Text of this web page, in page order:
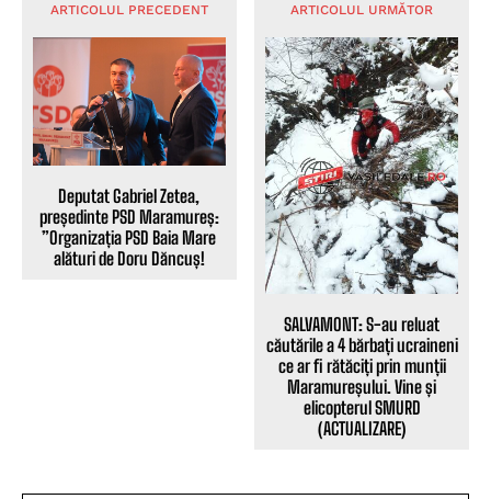
ARTICOLUL PRECEDENT
Deputat Gabriel Zetea,
președinte PSD Maramureș:
”Organizația PSD Baia Mare
alături de Doru Dăncuș!
ARTICOLUL URMĂTOR
SALVAMONT: S-au reluat
căutările a 4 bărbați ucraineni
ce ar fi rătăciți prin munții
Maramureșului. Vine și
elicopterul SMURD
(ACTUALIZARE)